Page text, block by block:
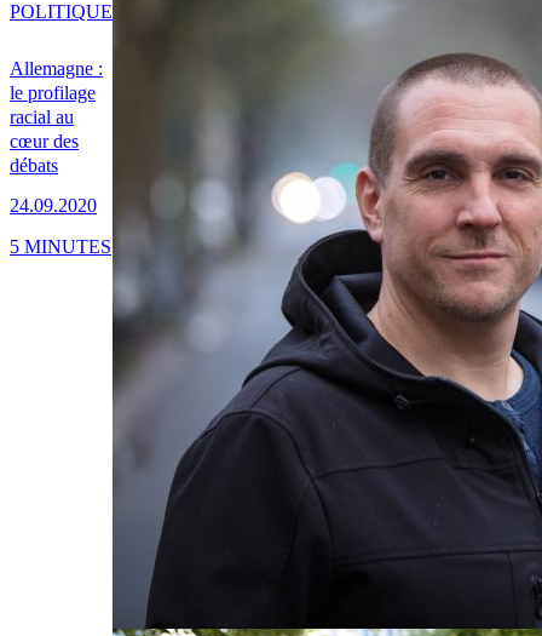
Allemagne :
le profilage
racial au
cœur des
débats
24.09.2020
POLITIQUE
5 MINUTES